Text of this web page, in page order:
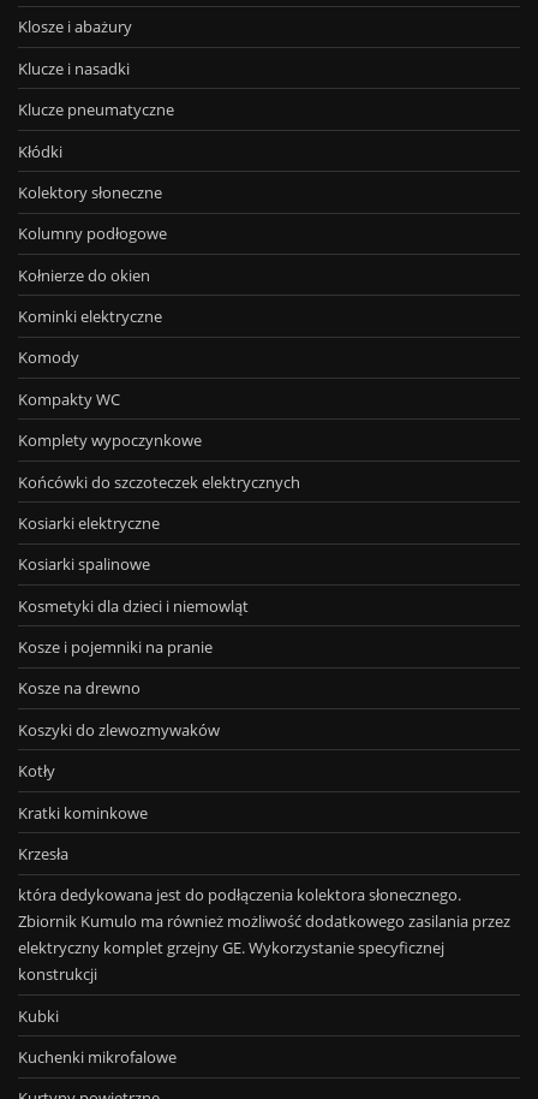
Klosze i abażury
Klucze i nasadki
Klucze pneumatyczne
Kłódki
Kolektory słoneczne
Kolumny podłogowe
Kołnierze do okien
Kominki elektryczne
Komody
Kompakty WC
Komplety wypoczynkowe
Końcówki do szczoteczek elektrycznych
Kosiarki elektryczne
Kosiarki spalinowe
Kosmetyki dla dzieci i niemowląt
Kosze i pojemniki na pranie
Kosze na drewno
Koszyki do zlewozmywaków
Kotły
Kratki kominkowe
Krzesła
która dedykowana jest do podłączenia kolektora słonecznego.
Zbiornik Kumulo ma również możliwość dodatkowego zasilania przez
elektryczny komplet grzejny GE. Wykorzystanie specyficznej
konstrukcji
Kubki
Kuchenki mikrofalowe